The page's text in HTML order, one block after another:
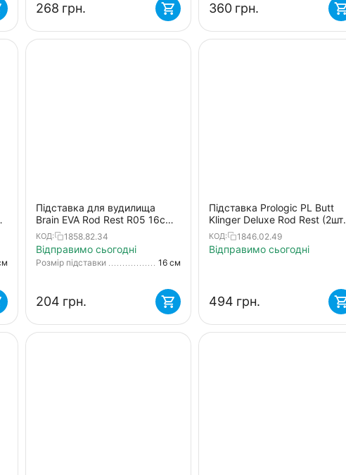
‍268‍ грн. ‍360‍ грн.
Підставка для вудилища
Brain EVA Rod Rest R05 16см
— компактна, EVA-захист,
універсальне кріплення
КОД: 1858.82.34
Відправимо сьогодні
Розмір підставки 16 см
‍204‍ грн.
Підставка Prologic PL Butt
Klinger Deluxe Rod Rest (2шт/
уп)
КОД: 1846.02.49
Відправимо сьогодні
‍494‍ грн.